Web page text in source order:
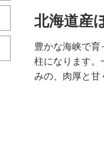
北海道産
豊かな海峡で育
柱になります。
みの、肉厚と甘